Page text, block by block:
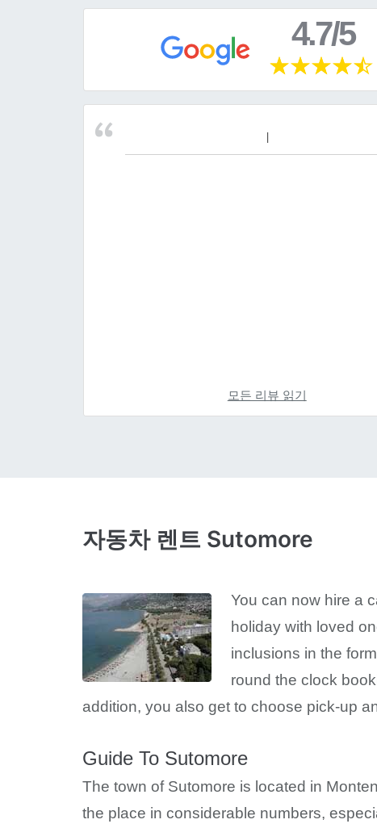
4.7/5
모든 리뷰 읽기
자동차 렌트 Sutomore
You can now hire a
holiday with loved
inclusions in the
round the clock
addition, you also get to choose pick-up
Guide To Sutomore
The town of Sutomore is located in
the place in considerable numbers,